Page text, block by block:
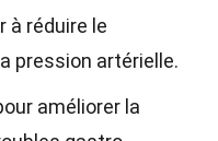
à réduire le
pression artérielle.
améliorer la